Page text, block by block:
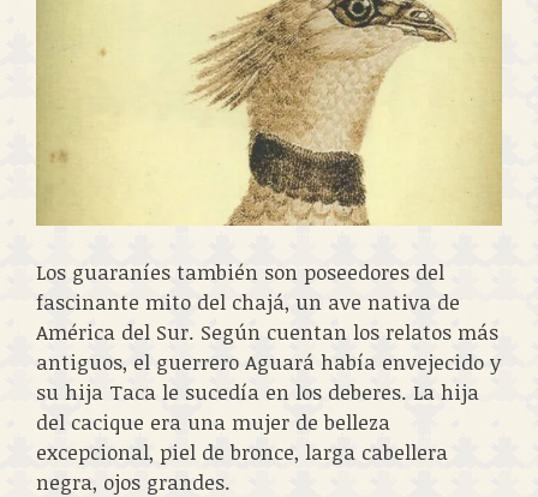
Los guaraníes también son poseedores del
fascinante mito del chajá, un ave nativa de
América del Sur. Según cuentan los relatos más
antiguos, el guerrero Aguará había envejecido y
su hija Taca le sucedía en los deberes. La hija
del cacique era una mujer de belleza
excepcional, piel de bronce, larga cabellera
negra, ojos grandes.